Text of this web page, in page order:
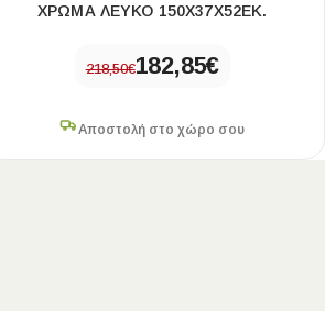
ΧΡΏΜΑ ΛΕΥΚΌ 150X37X52ΕΚ.
218,50€182,85€
Αποστολή στο χώρο σου